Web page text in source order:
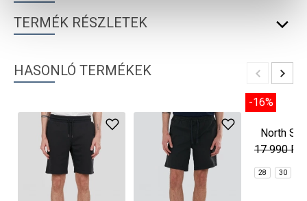
TERMÉK RÉSZLETEK
HASONLÓ TERMÉKEK